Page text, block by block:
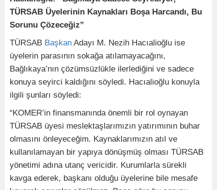
TÜRSAB Üyelerinin Kaynakları Boşa Harcandı, Bu
Sorunu Çözeceğiz”
TÜRSAB Başkan Adayı M. Nezih Hacıalioğlu ise
üyelerin parasının sokağa atılamayacağını,
Bağlıkaya’nın çözümsüzlükle ilerlediğini ve sadece
konuya seyirci kaldığını söyledi. Hacıalioğlu konuyla
ilgili şunları söyledi:
“KOMER’in finansmanında önemli bir rol oynayan
TÜRSAB üyesi meslektaşlarımızın yatırımının buhar
olmasını önleyeceğim. Kaynaklarımızın atıl ve
kullanılamayan bir yapıya dönüşmüş olması TÜRSAB
yönetimi adına utanç vericidir. Kurumlarla sürekli
kavga ederek, başkanı olduğu üyelerine bile mesafe